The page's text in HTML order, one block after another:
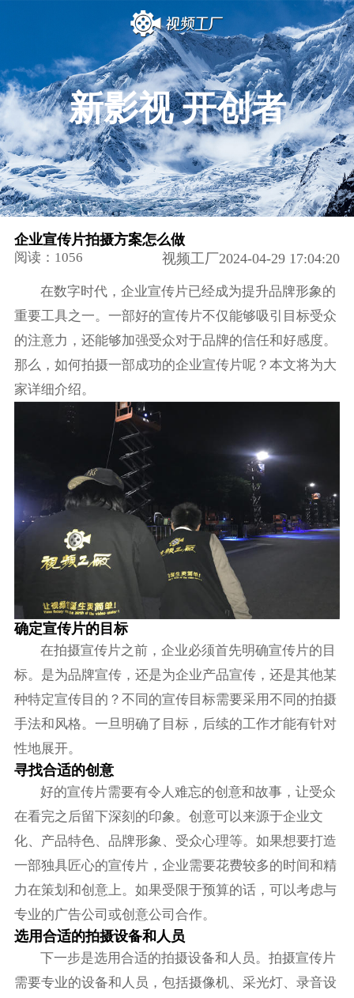
新影视 开创者
企业宣传片拍摄方案怎么做
阅读：1056 视频工厂2024-04-29 17:04:20
在数字时代，企业宣传片已经成为提升品牌形象的
重要工具之一。一部好的宣传片不仅能够吸引目标受众
的注意力，还能够加强受众对于品牌的信任和好感度。
那么，如何拍摄一部成功的企业宣传片呢？本文将为大
家详细介绍。
确定宣传片的目标
在拍摄宣传片之前，企业必须首先明确宣传片的目
标。是为品牌宣传，还是为企业产品宣传，还是其他某
种特定宣传目的？不同的宣传目标需要采用不同的拍摄
手法和风格。一旦明确了目标，后续的工作才能有针对
性地展开。
寻找合适的创意
好的宣传片需要有令人难忘的创意和故事，让受众
在看完之后留下深刻的印象。创意可以来源于企业文
化、产品特色、品牌形象、受众心理等。如果想要打造
一部独具匠心的宣传片，企业需要花费较多的时间和精
力在策划和创意上。如果受限于预算的话，可以考虑与
专业的广告公司或创意公司合作。
选用合适的拍摄设备和人员
下一步是选用合适的拍摄设备和人员。拍摄宣传片
需要专业的设备和人员，包括摄像机、采光灯、录音设